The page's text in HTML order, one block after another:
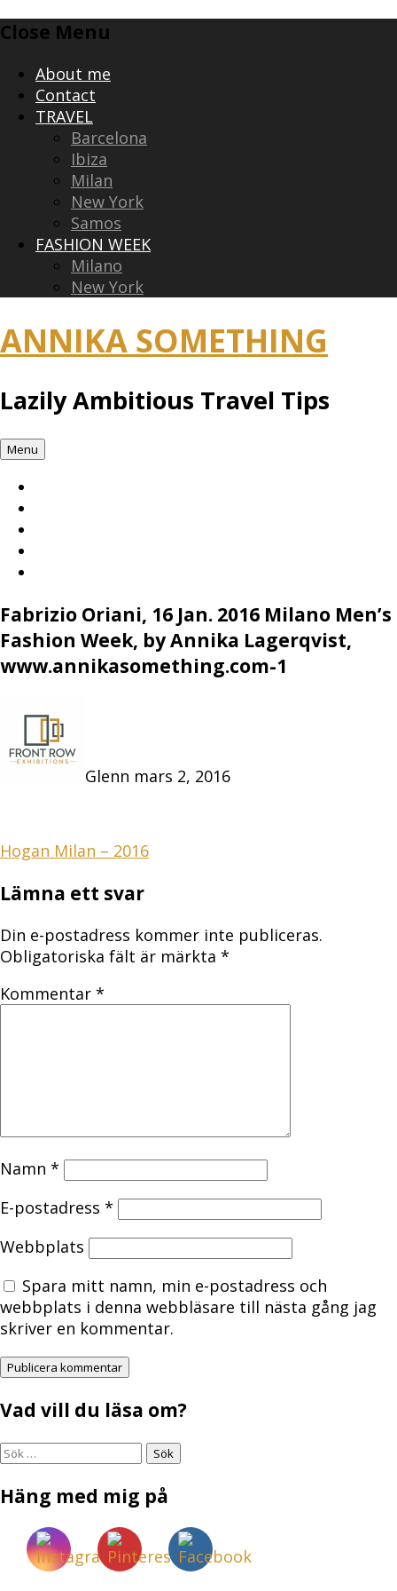
Skip
content
Close Menu
About me
Contact
TRAVEL
Barcelona
Ibiza
Milan
New York
Samos
FASHION WEEK
Milano
New York
ANNIKA SOMETHING
Lazily Ambitious Travel Tips
Menu
Fabrizio Oriani, 16 Jan. 2016 Milano Men’s
Fashion Week, by Annika Lagerqvist,
www.annikasomething.com-1
Glenn mars 2, 2016
Inläggsnavigering
Hogan Milan – 2016
Lämna ett svar
Din e-postadress kommer inte publiceras.
Obligatoriska fält är märkta *
Kommentar *
Namn *
E-postadress *
Webbplats
Spara mitt namn, min e-postadress och
webbplats i denna webbläsare till nästa gång jag
skriver en kommentar.
Vad vill du läsa om?
Sök
Häng med mig på